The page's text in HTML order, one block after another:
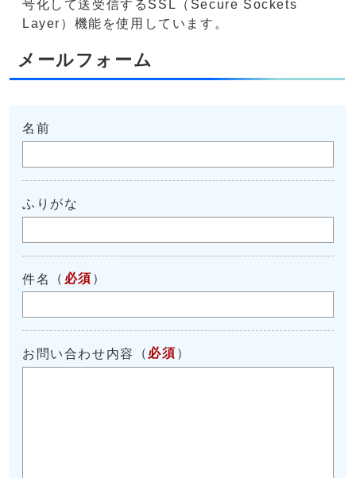
号化して送受信するSSL（Secure Sockets
Layer）機能を使用しています。
メールフォーム
名前
ふりがな
件名 （ 必須 ）
お問い合わせ内容 （ 必須 ）